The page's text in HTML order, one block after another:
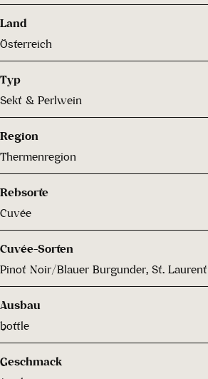
Land
Österreich
Typ
Sekt & Perlwein
Region
Thermenregion
Rebsorte
Cuvée
Cuvée-Sorten
Pinot Noir/Blauer Burgunder, St. Laurent
Ausbau
bottle
Geschmack